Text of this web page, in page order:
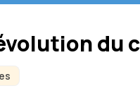
du